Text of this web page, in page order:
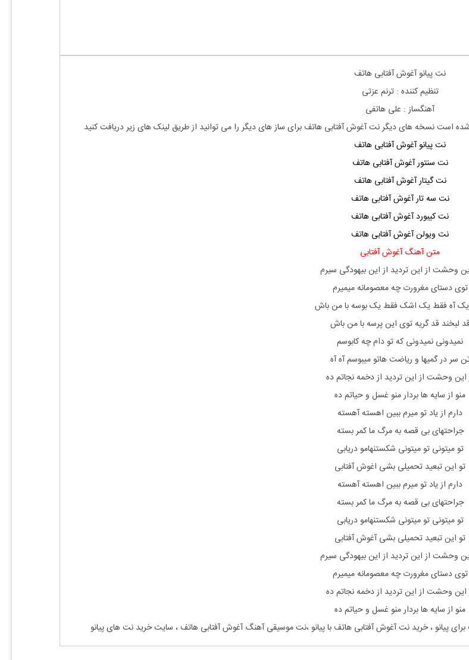
نت پیانو آغوش آفتابی هاتف
تنظیم کننده : ترنم عزتی
آهنگساز : علی هاتفی
است نسخه های دیگر نت آغوش آفتابی هاتف برای ساز های دیگر را می توانید از طریق لینک های زیر دریافت کنید
نت پیانو آغوش آفتابی هاتف
نت سنتور آغوش آفتابی هاتف
نت گیتار آغوش آفتابی هاتف
نت سه تار آغوش آفتابی هاتف
نت کیبورد آغوش آفتابی هاتف
نت ویولن آغوش آفتابی هاتف
متن آهنگ آغوش آفتابی
وحشت از این تردید از این بیهودگی سیرم
توی دستای مغرورت چه معصومانه میمیرم
آه فقط یک اشک فقط یک بوسه با من باش
قد لبخند قد گریه توی این پرسه با من باش
نمیدونی نمیدونی که تو دام چه کابوسم
سر در گمیها و ریاضت هاتو میبوسم آه آه
این وحشت از این تردید از دخمه نجاتم ده
منو از سایه ها بردار منو غسل و حیاتم ده
دارم از یاد تو میرم ببین اهسته آهسته
جراحتهای بی قصه به مرگ ما کمر بسته
تو میتونی تو میتونی شکستنهامو دریابی
تو این تبعید تحمیلی بشی اغوش آفتابی
دارم از یاد تو میرم ببین اهسته آهسته
جراحتهای بی قصه به مرگ ما کمر بسته
تو میتونی تو میتونی شکستنهامو دریابی
تو این تبعید تحمیلی بشی آغوش آفتابی
وحشت از این تردید از این بیهودگی سیرم
توی دستای مغرورت چه معصومانه میمیرم
این وحشت از این تردید از دخمه نجاتم ده
منو از سایه ها بردار منو غسل و حیاتم ده
پیانو ، خرید نت آغوش آفتابی هاتف با پیانو ،نت موسیقی آهنگ آغوش آفتابی هاتف ، سایت خرید نت های پیانو